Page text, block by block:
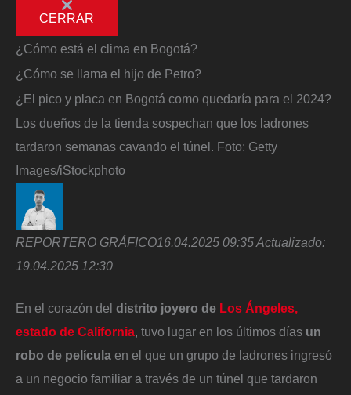
CERRAR
¿Cómo está el clima en Bogotá?
¿Cómo se llama el hijo de Petro?
¿El pico y placa en Bogotá como quedaría para el 2024?
Los dueños de la tienda sospechan que los ladrones
tardaron semanas cavando el túnel. Foto: Getty
Images/iStockphoto
REPORTERO GRÁFICO16.04.2025 09:35Actualizado:
19.04.2025 12:30
En el corazón del distrito joyero de Los Ángeles,
estado de California, tuvo lugar en los últimos días un
robo de película en el que un grupo de ladrones ingresó
a un negocio familiar a través de un túnel que tardaron